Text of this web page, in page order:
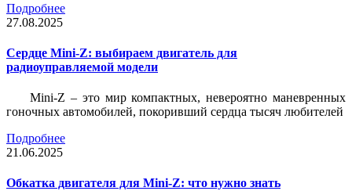
Подробнее
27.08.2025
Сердце Mini-Z: выбираем двигатель для
радиоуправляемой модели
Mini-Z – это мир компактных, невероятно маневренных
гоночных автомобилей, покоривший сердца тысяч любителей
Подробнее
21.06.2025
Обкатка двигателя для Mini-Z: что нужно знать